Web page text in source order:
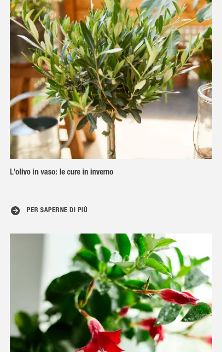
L’olivo in vaso: le cure in inverno
PER SAPERNE DI PIÙ